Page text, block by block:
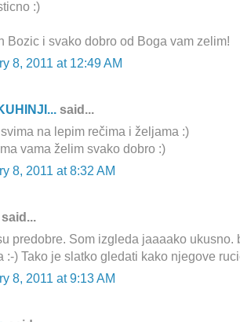
:)
Bozic i svako dobro od Boga vam zelim!
8, 2011 at 12:49 AM
said...
na lepim rečima i željama :)
vama želim svako dobro :)
8, 2011 at 8:32 AM
said...
predobre. Som izgleda jaaaako ukusno.
:-) Tako je slatko gledati kako njegove
8, 2011 at 9:13 AM